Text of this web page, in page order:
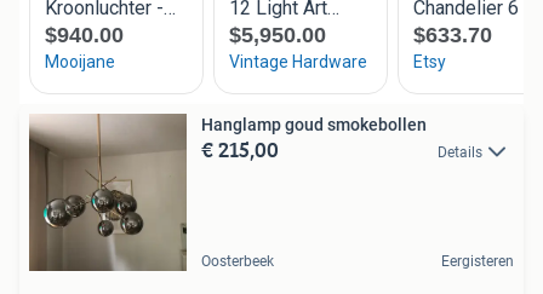
Hanglamp goud smokebollen
€ 215,00 Details
Oosterbeek Eergisteren